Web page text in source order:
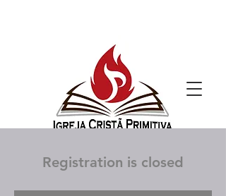
Registration is closed